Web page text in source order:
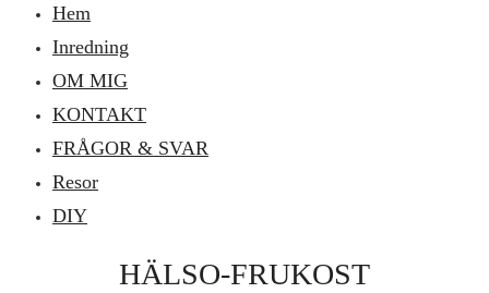
Hem
Inredning
OM MIG
KONTAKT
FRÅGOR & SVAR
Resor
DIY
HÄLSO-FRUKOST